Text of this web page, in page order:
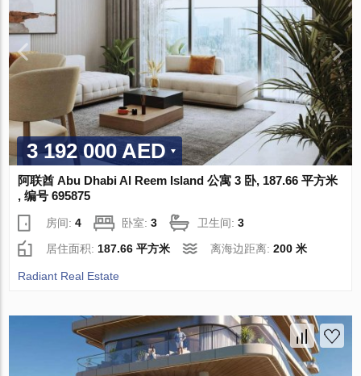
3 192 000 AED
阿联酋 Abu Dhabi Al Reem Island 公寓 3 卧, 187.66 平方米
, 编号 695875
房间:4 卧室:3 卫生间:3
居住面积: 187.66 平方米 离海边距离:200 米
Radiant Real Estate